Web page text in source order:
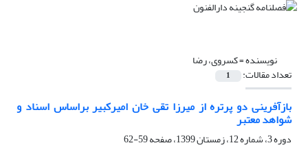
نویسنده =کسروی، رضا
تعداد مقالات: 1
بازآفرینی دو پرتره از میرزا تقی خان امیرکبیر براساس اسناد و
شواهد معتبر
دوره 3، شماره 12، زمستان 1399، صفحه
59-62